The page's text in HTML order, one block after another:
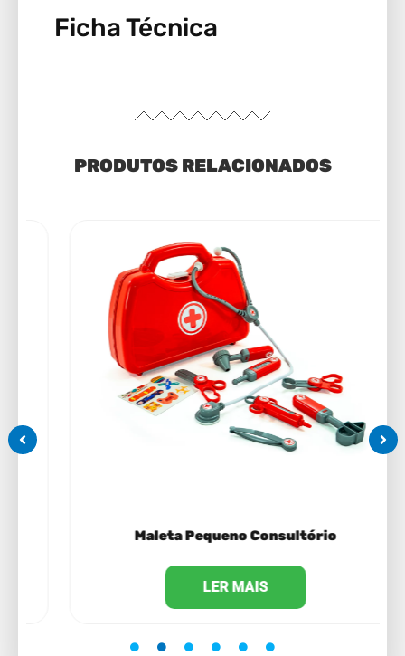
Ficha Técnica
PRODUTOS RELACIONADOS
Maleta Pequeno Consultório
LER MAIS